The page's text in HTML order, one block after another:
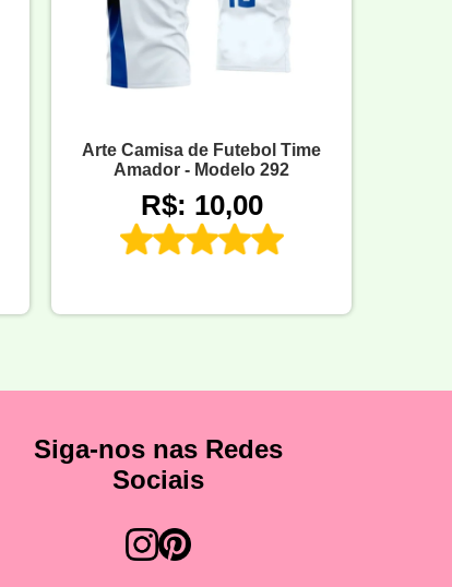
Arte Camisa de Futebol Time
Amador - Modelo 292
R$: 10,00
Siga-nos nas Redes
Sociais